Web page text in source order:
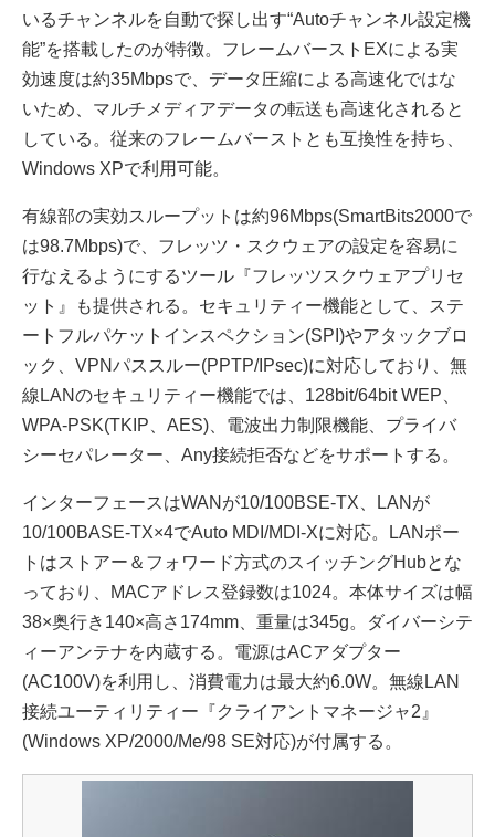
いるチャンネルを自動で探し出す“Autoチャンネル設定機
能”を搭載したのが特徴。フレームバーストEXによる実
効速度は約35Mbpsで、データ圧縮による高速化ではな
いため、マルチメディアデータの転送も高速化されると
している。従来のフレームバーストとも互換性を持ち、
Windows XPで利用可能。
有線部の実効スループットは約96Mbps(SmartBits2000で
は98.7Mbps)で、フレッツ・スクウェアの設定を容易に
行なえるようにするツール『フレッツスクウェアプリセ
ット』も提供される。セキュリティー機能として、ステ
ートフルパケットインスペクション(SPI)やアタックブロ
ック、VPNパススルー(PPTP/IPsec)に対応しており、無
線LANのセキュリティー機能では、128bit/64bit WEP、
WPA-PSK(TKIP、AES)、電波出力制限機能、プライバ
シーセパレーター、Any接続拒否などをサポートする。
インターフェースはWANが10/100BSE-TX、LANが
10/100BASE-TX×4でAuto MDI/MDI-Xに対応。LANポー
トはストアー＆フォワード方式のスイッチングHubとな
っており、MACアドレス登録数は1024。本体サイズは幅
38×奥行き140×高さ174mm、重量は345g。ダイバーシテ
ィーアンテナを内蔵する。電源はACアダプター
(AC100V)を利用し、消費電力は最大約6.0W。無線LAN
接続ユーティリティー『クライアントマネージャ2』
(Windows XP/2000/Me/98 SE対応)が付属する。